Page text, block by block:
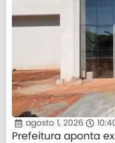
agosto 1, 2026
Prefeitura aponta